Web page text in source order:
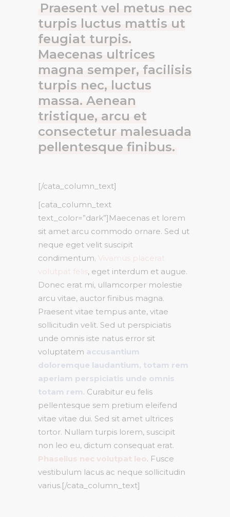
Praesent vel metus nec
turpis luctus mattis ut
feugiat turpis.
Maecenas ultrices
magna semper, facilisis
turpis nec, luctus
massa. Aenean
tristique, arcu et
consectetur malesuada
pellentesque finibus.
[/cata_column_text]
[cata_column_text
text_color=”dark”]Maecenas et lorem
sit amet arcu commodo ornare. Sed ut
neque eget velit suscipit
condimentum.
, eget interdum et augue.
Donec erat mi, ullamcorper molestie
arcu vitae, auctor finibus magna.
Praesent vitae tempus ante, vitae
sollicitudin velit. Sed ut perspiciatis
unde omnis iste natus error sit
voluptatem accusantium
doloremque laudantium, totam rem
aperiam perspiciatis unde omnis
totam rem. Curabitur eu felis
pellentesque sem pretium eleifend
vitae vitae dui. Sed sit amet ultrices
tortor. Nullam turpis lorem, suscipit
non leo eu, dictum consequat erat.
. Fusce
vestibulum lacus ac neque sollicitudin
varius.[/cata_column_text]